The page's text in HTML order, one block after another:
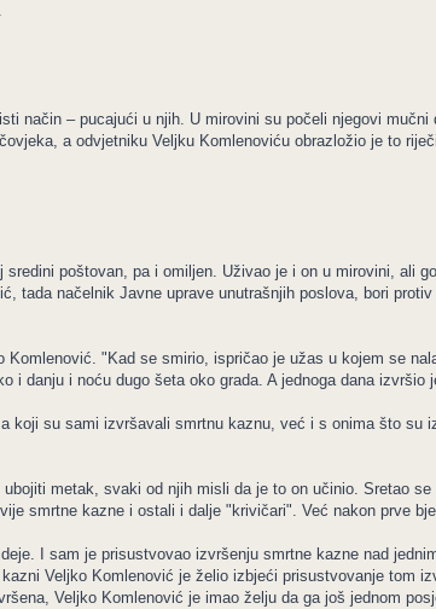
način – pucajući u njih. U mirovini su počeli njegovi
a odvjetniku Veljku Komlenoviću obrazložio je to
poštovan, pa i omiljen. Uživao je i on u mirovini, ali
tada načelnik Javne uprave unutrašnjih poslova, bori
"Kad se smirio, ispričao je užas u kojem se
danju i noću dugo šeta oko grada. A jednoga dana izvršio
koji su sami izvršavali smrtnu kaznu, već i s onima što su
metak, svaki od njih misli da je to on učinio. Sretao
smrtne kazne i ostali i dalje "krivičari". Već nakon prve
I sam je prisustvovao izvršenju smrtne kazne nad
Veljko Komlenović je želio izbjeći prisustvovanje tom
Veljko Komlenović je imao želju da ga još jednom